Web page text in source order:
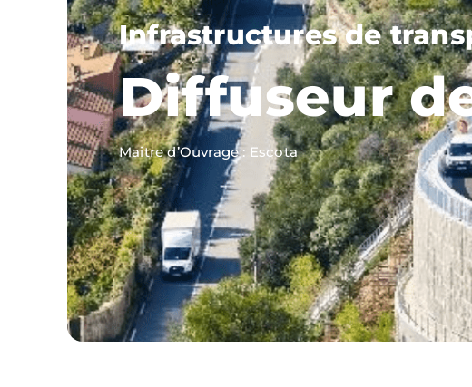
Infrastructures de
Diffuseur
Maitre d’Ouvrage : Escota